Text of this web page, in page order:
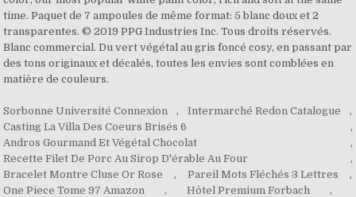
Sorbonne Université Connexion , Intermarché Redon Catalogue
,
Casting La Villa Des Coeurs Brisés 6
,
Andros Gourmand Et Végétal Chocolat
,
Recette Filet De Porc Au Sirop D'érable Au Four
,
Bracelet Montre Cluse Or Rose
, Pareil Mots Fléchés 3 Lettres
,
One Piece Tome 97 Amazon
, Hôtel Premium Forbach ,